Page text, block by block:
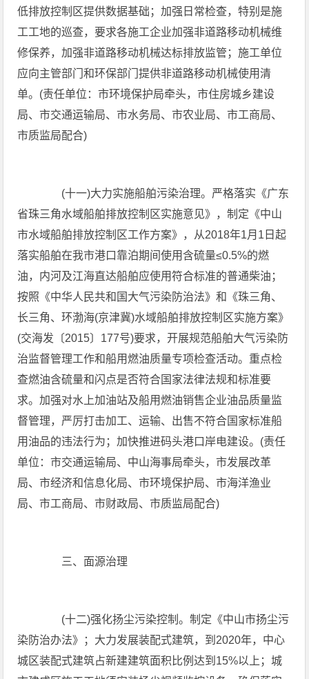
低排放控制区提供数据基础；加强日常检查，特别是施
工工地的巡查，要求各施工企业加强非道路移动机械维
修保养，加强非道路移动机械达标排放监管；施工单位
应向主管部门和环保部门提供非道路移动机械使用清
单。(责任单位：市环境保护局牵头，市住房城乡建设
局、市交通运输局、市水务局、市农业局、市工商局、
市质监局配合)
(十一)大力实施船舶污染治理。严格落实《广东
省珠三角水域船舶排放控制区实施意见》，制定《中山
市水域船舶排放控制区工作方案》，从2018年1月1日起
落实船舶在我市港口靠泊期间使用含硫量≤0.5%的燃
油，内河及江海直达船舶应使用符合标准的普通柴油；
按照《中华人民共和国大气污染防治法》和《珠三角、
长三角、环渤海(京津冀)水域船舶排放控制区实施方案》
(交海发〔2015〕177号)要求，开展规范船舶大气污染防
治监督管理工作和船用燃油质量专项检查活动。重点检
查燃油含硫量和闪点是否符合国家法律法规和标准要
求。加强对水上加油站及船用燃油销售企业油品质量监
督管理，严厉打击加工、运输、出售不符合国家标准船
用油品的违法行为；加快推进码头港口岸电建设。(责任
单位：市交通运输局、中山海事局牵头，市发展改革
局、市经济和信息化局、市环境保护局、市海洋渔业
局、市工商局、市财政局、市质监局配合)
三、面源治理
(十二)强化扬尘污染控制。制定《中山市扬尘污
染防治办法》；大力发展装配式建筑，到2020年，中心
城区装配式建筑占新建建筑面积比例达到15%以上；城